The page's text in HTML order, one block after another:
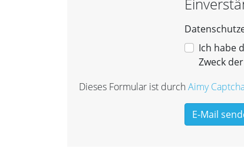
Ich habe
Zweck
Dieses Formular ist durchAimy
E-Mail